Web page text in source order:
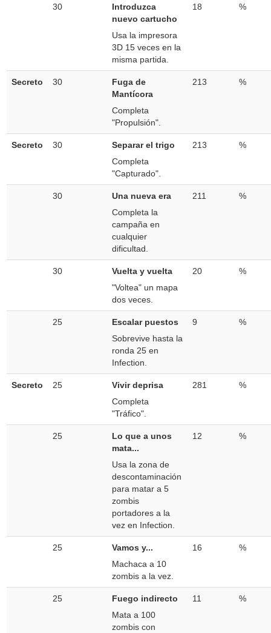
30
Introduzca
nuevo cartucho
Usa la impresora
3D 15 veces en la
misma partida.
18 %
Secreto 30
Fuga de
Mantícora
Completa
"Propulsión".
213 %
Secreto 30
Separar el trigo
Completa
"Capturado".
213 %
30
Una nueva era
Completa la
campaña en
cualquier
dificultad.
211 %
30
Vuelta y vuelta
"Voltea" un mapa
dos veces.
20 %
25
Escalar puestos
Sobrevive hasta la
ronda 25 en
Infection.
9 %
Secreto 25
Vivir deprisa
Completa
"Tráfico".
281 %
25
Lo que a unos
mata...
Usa la zona de
descontaminación
para matar a 5
zombis
portadores a la
vez en Infection.
12 %
25
Vamos y...
Machaca a 10
zombis a la vez.
16 %
25
Fuego indirecto
Mata a 100
zombis con
11 %